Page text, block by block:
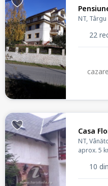
NT,
22
Casa
NT,
aprox. 5
10